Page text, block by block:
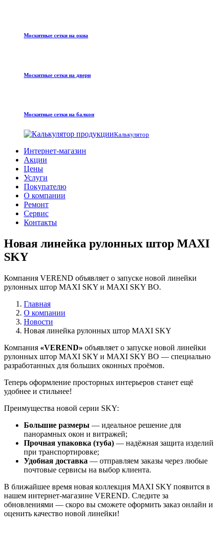
Москитные сетки на окна
Москитные сетки на двери
Москитные сетки на балкон
Калькулятор
Интернет-магазин
Акции
Цены
Услуги
Покупателю
О компании
Ремонт
Сервис
Контакты
Новая линейка рулонных штор MAXI
SKY
Компания VEREND объявляет о запуске новой линейки
рулонных штор MAXI SKY и MAXI SKY BO.
Главная
О компании
Новости
Новая линейка рулонных штор MAXI SKY
Компания «VEREND» объявляет о запуске новой линейки
рулонных штор MAXI SKY и MAXI SKY BO — специально
разработанных для больших оконных проёмов.
Теперь оформление просторных интерьеров станет ещё
удобнее и стильнее!
Преимущества новой серии SKY:
Большие размеры — идеальное решение для
панорамных окон и витражей;
Прочная упаковка (туба) — надёжная защита изделий
при транспортировке;
Удобная доставка — отправляем заказы через любые
почтовые сервисы на выбор клиента.
В ближайшее время новая коллекция MAXI SKY появится в
нашем интернет-магазине VEREND. Следите за
обновлениями — скоро вы сможете оформить заказ онлайн и
оценить качество новой линейки!